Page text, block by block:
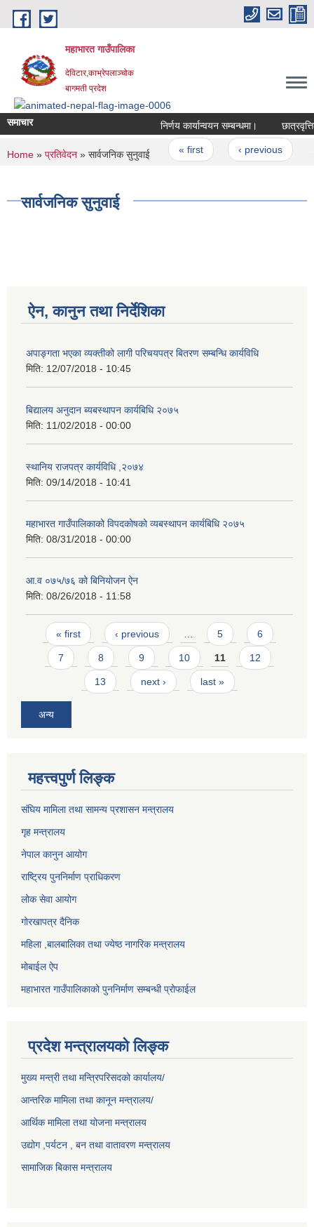
Skip to main content
महाभारत गाउँपालिका
देविटार,काभ्रेपलाञ्चोक
बागमती प्रदेश
समाचार निर्णय कार्यान्वयन सम्बन्धमा।
Pages
« first ‹ previous
You are here
Home » प्रतिवेदन » सार्वजनिक सुनुवाई
सार्वजनिक सुनुवाई
ऐन, कानुन तथा निर्देशिका
अपाङ्गता भएका व्यक्तीको लागी परिचयपत्र बितरण सम्बन्धि कार्यविधि
मिति: 12/07/2018 - 10:45
बिद्यालय अनुदान ब्यबस्थापन कार्यबिधि २०७५
मिति: 11/02/2018 - 00:00
स्थानिय राजपत्र कार्यविधि ,२०७४
मिति: 09/14/2018 - 10:41
महाभारत गाउँपालिकाको विपदकोषको व्यबस्थापन कार्यबिधि २०७५
मिति: 08/31/2018 - 00:00
आ.व ०७५/७६ को बिनियोजन ऐन
मिति: 08/26/2018 - 11:58
Pages
« first ‹ previous 5 6
7 8 9 10 11 12
13 next › last »
अन्य
महत्त्वपुर्ण लिङ्क
संघिय मामिला तथा सामन्य प्रशासन मन्त्रालय
गृह मन्त्रालय
नेपाल कानुन आयोग
राष्ट्रिय पुननिर्माण प्राधिकरण
लोक सेवा आयोग
गोरखापत्र दैनिक
महिला ,बालबालिका तथा ज्येष्ठ नागरिक मन्त्रालय
मोबाईल ऐप
महाभारत गाउँपालिकाको पुननिर्माण सम्बन्धी प्रोफाईल
प्रदेश मन्त्रालयको लिङ्क
मुख्य मन्त्री तथा मन्त्रिपरिसदको कार्यालय/
आन्तरिक मामिला तथा कानून मन्त्रालय/
आर्थिक मामिला तथा योजना मन्त्रालय
उद्योग ,पर्यटन , बन तथा वातावरण मन्त्रालय
सामाजिक बिकास मन्त्रालय